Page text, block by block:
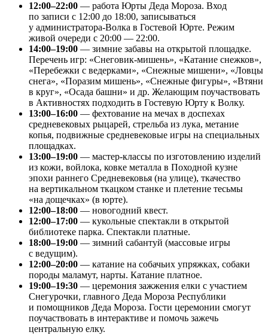
12:00–22:00 — работа Юрты Деда Мороза. Вход
по записи с 12:00 до 18:00, записываться
у администратора-Волка в Гостевой Юрте. Режим
живой очереди с 20:00 — 22:00.
14:00–19:00 — зимние забавы на открытой площадке.
Перечень игр: «Снеговик-мишень», «Катание снежков»,
«Перебежки с ведерками», «Снежные мишени», «Ловцы
снега», «Поразим мишень», «Снежные фигуры», «Втяни
в круг», «Осада башни» и др. Желающим поучаствовать
в Активностях подходить в Гостевую Юрту к Волку.
13:00–16:00 — фехтование на мечах в доспехах
средневековых рыцарей, стрельба из лука, метание
копья, подвижные средневековые игры на специальных
площадках.
13:00–19:00 — мастер-классы по изготовлению изделий
из кожи, войлока, ковке металла в Походной кузне
эпохи раннего Средневековья (на улице), ткачество
на вертикальном ткацком станке и плетение тесьмы
«на дощечках» (в юрте).
12:00–18:00 — новогодний квест.
12:00–17:00 — кукольные спектакли в открытой
библиотеке парка. Спектакли платные.
18:00–19:00 — зимний сабантуй (массовые игры
с ведущим).
12:00–20:00 — катание на собачьих упряжках, собаки
породы маламут, нарты. Катание платное.
19:00–19:30 — церемония зажжения елки с участием
Снегурочки, главного Деда Мороза Республики
и помощников Деда Мороза. Гости церемонии смогут
поучаствовать в интерактиве и помочь зажечь
центральную елку.